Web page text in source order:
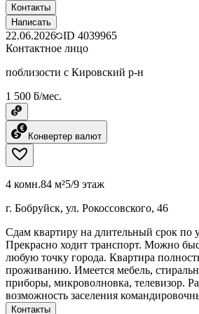
Контакты
Написать
22.06.2026 ID 4039965
Контактное лицо
поблизости с Кировский р-н
1 500 ƃ/мес.
Конвертер валют
4 комн.84 м²5/9 этаж
г. Бобруйск, ул. Рокоссовского, 46
Сдам квартиру на длительный срок по
Прекрасно ходит транспорт. Можно
любую точку города. Квартира
проживанию. Имеется мебель,
приборы, микроволновка, телевизор.
возможность заселения
Контакты